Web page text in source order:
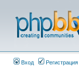
Вход Регистрация